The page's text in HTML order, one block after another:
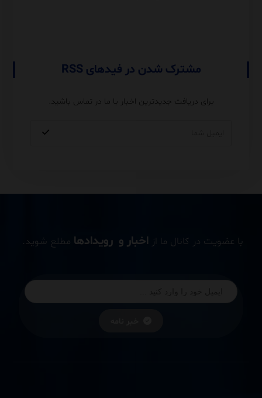
مشترک شدن در فیدهای RSS
برای دریافت جدیدترین اخبار با ما در تماس باشید.
با عضویت در کانال ما از اخبار و رویدادها مطلع شوید.